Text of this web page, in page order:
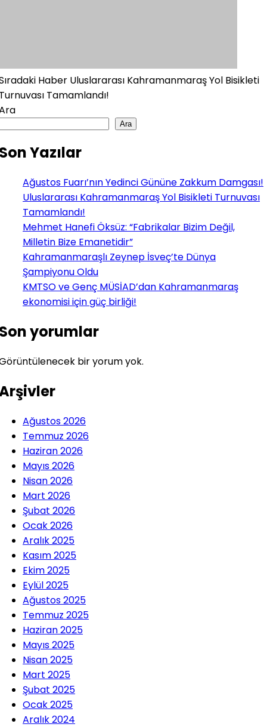
Haber Uluslararası Kahramanmaraş Yol Bisikleti
Tamamlandı!
Ara
Yazılar
Ağustos Fuarı’nın Yedinci Gününe Zakkum Damgası!
Uluslararası Kahramanmaraş Yol Bisikleti Turnuvası
Tamamlandı!
Mehmet Hanefi Öksüz: “Fabrikalar Bizim Değil,
Milletin Bize Emanetidir”
Kahramanmaraşlı Zeynep İsveç’te Dünya
Şampiyonu Oldu
KMTSO ve Genç MÜSİAD’dan Kahramanmaraş
ekonomisi için güç birliği!
yorumlar
bir yorum yok.
Ağustos 2026
Temmuz 2026
Haziran 2026
Mayıs 2026
Nisan 2026
Mart 2026
Şubat 2026
Ocak 2026
Aralık 2025
Kasım 2025
Ekim 2025
Eylül 2025
Ağustos 2025
Temmuz 2025
Haziran 2025
Mayıs 2025
Nisan 2025
Mart 2025
Şubat 2025
Ocak 2025
Aralık 2024